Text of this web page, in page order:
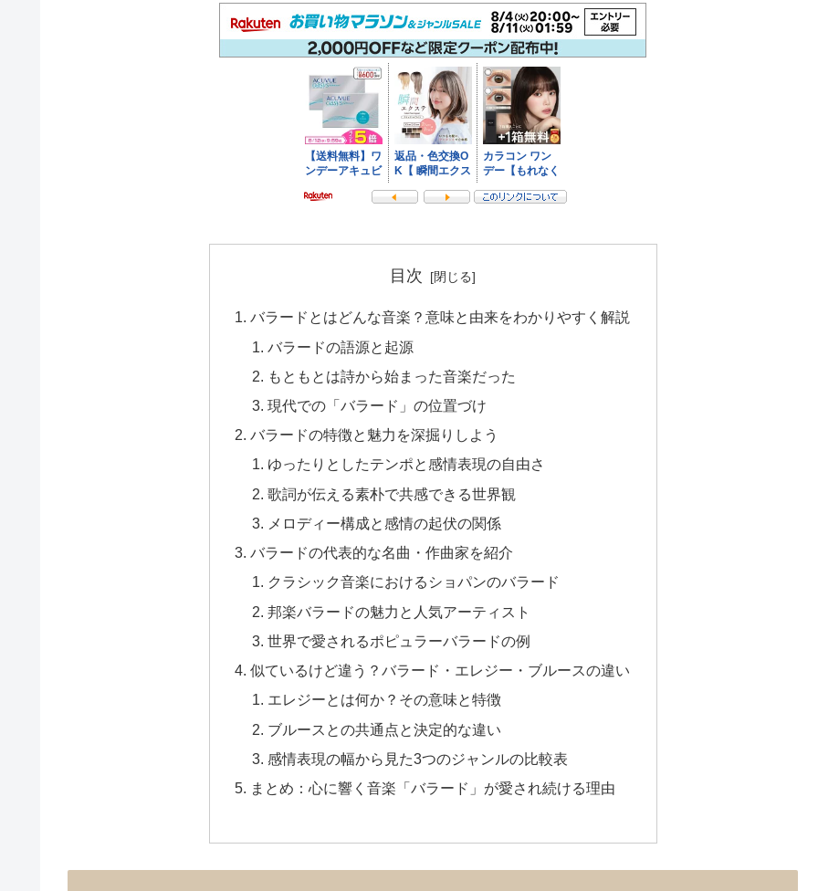
目次
バラードとはどんな音楽？意味と由来をわかりやすく解説
バラードの語源と起源
もともとは詩から始まった音楽だった
現代での「バラード」の位置づけ
バラードの特徴と魅力を深掘りしよう
ゆったりとしたテンポと感情表現の自由さ
歌詞が伝える素朴で共感できる世界観
メロディー構成と感情の起伏の関係
バラードの代表的な名曲・作曲家を紹介
クラシック音楽におけるショパンのバラード
邦楽バラードの魅力と人気アーティスト
世界で愛されるポピュラーバラードの例
似ているけど違う？バラード・エレジー・ブルースの違い
エレジーとは何か？その意味と特徴
ブルースとの共通点と決定的な違い
感情表現の幅から見た3つのジャンルの比較表
まとめ：心に響く音楽「バラード」が愛され続ける理由